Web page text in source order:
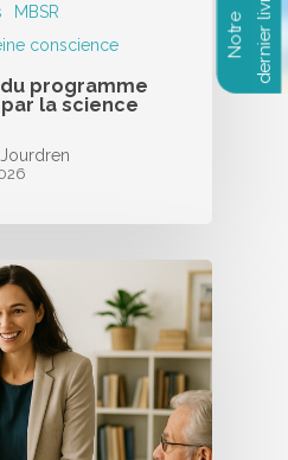
MBSR
conscience
programme
par la science